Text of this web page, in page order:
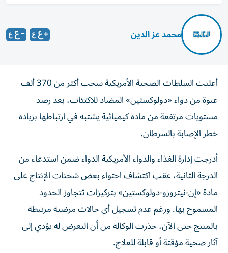
محمد عز الدين
أعلنت السلطات الصحية الأمريكية سحب أكثر من 370 ألف
عبوة من دواء «دولوكستين» المضاد للاكتئاب، بعد رصد
مستويات مرتفعة من مادة كيميائية يشتبه في ارتباطها بزيادة
خطر الإصابة بالسرطان.
أدرجت إدارة الغذاء والدواء الأمريكية الدواء ضمن استدعاء من
الدرجة الثانية، عقب اكتشاف احتواء بعض شحنات الإنتاج على
مادة «إن-نيتروزو-دولوكستين» بتركيزات تتجاوز الحدود
المسموح بها. ورغم عدم تسجيل أي حالات مرضية مرتبطة
بالمنتج حتى الآن، حذرت الوكالة من أن التعرض له يؤدي إلى
آثار صحية مؤقتة أو قابلة للعلاج.